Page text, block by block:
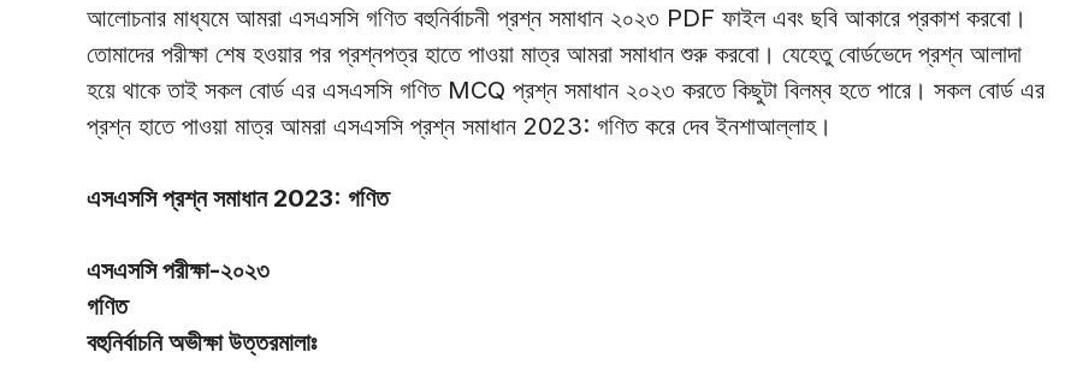
আলোচনার মাধ্যমে আমরা এসএসসি গণিত বহুনির্বাচনী প্রশ্ন সমাধান ২০২৩ PDF ফাইল এবং ছবি আকারে প্রকাশ করবো।
তোমাদের পরীক্ষা শেষ হওয়ার পর প্রশ্নপত্র হাতে পাওয়া মাত্র আমরা সমাধান শুরু করবো। যেহেতু বোর্ডভেদে প্রশ্ন আলাদা
হয়ে থাকে তাই সকল বোর্ড এর এসএসসি গণিত MCQ প্রশ্ন সমাধান ২০২৩ করতে কিছুটা বিলম্ব হতে পারে। সকল বোর্ড এর
প্রশ্ন হাতে পাওয়া মাত্র আমরা এসএসসি প্রশ্ন সমাধান 2023: গণিত করে দেব ইনশাআল্লাহ।
এসএসসি প্রশ্ন সমাধান 2023: গণিত
এসএসসি পরীক্ষা-২০২৩
গণিত
বহুনির্বাচনি অভীক্ষা উত্তরমালাঃ